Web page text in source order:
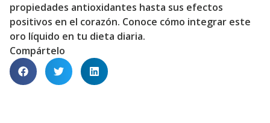
propiedades antioxidantes hasta sus efectos
positivos en el corazón. Conoce cómo integrar este
oro líquido en tu dieta diaria.
Compártelo